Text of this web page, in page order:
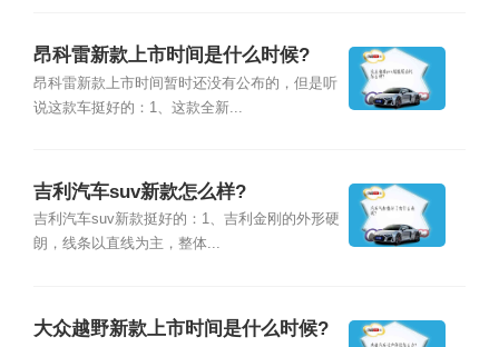
昂科雷新款上市时间是什么时候?
昂科雷新款上市时间暂时还没有公布的，但是听
说这款车挺好的：1、这款全新...
吉利汽车suv新款怎么样?
吉利汽车suv新款挺好的：1、吉利金刚的外形硬
朗，线条以直线为主，整体...
大众越野新款上市时间是什么时候?